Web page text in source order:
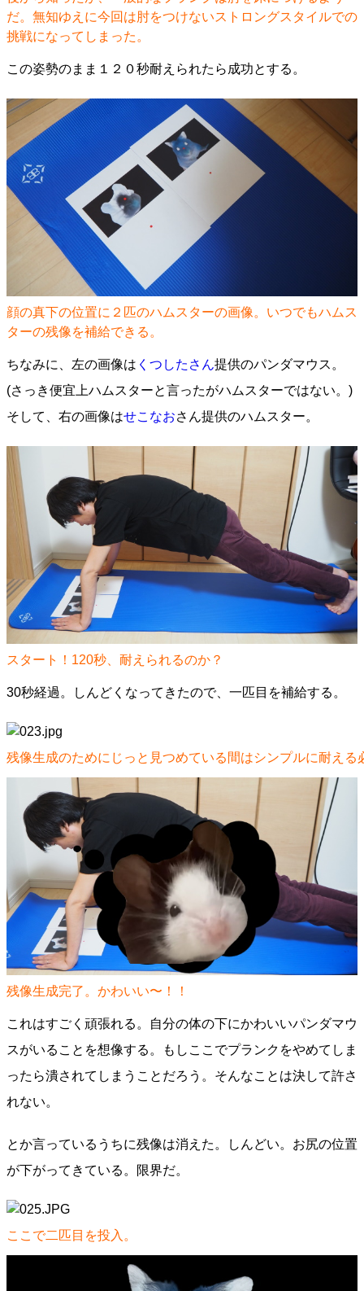
だ。無知ゆえに今回は肘をつけないストロングスタイルでの
挑戦になってしまった。
この姿勢のまま１２０秒耐えられたら成功とする。
顔の真下の位置に２匹のハムスターの画像。いつでもハムス
ターの残像を補給できる。
ちなみに、左の画像は くつしたさん提供のパンダマウス。
(さっき便宜上ハムスターと言ったがハムスターではない。)
そして、右の画像はせこなおさん提供のハムスター。
スタート！120秒、耐えられるのか？
30秒経過。しんどくなってきたので、一匹目を補給する。
残像生成のためにじっと見つめている間はシンプルに耐える
残像生成完了。かわいい〜！！
これはすごく頑張れる。自分の体の下にかわいいパンダマウ
スがいることを想像する。もしここでプランクをやめてしま
ったら潰されてしまうことだろう。そんなことは決して許さ
れない。
とか言っているうちに残像は消えた。しんどい。お尻の位置
が下がってきている。限界だ。
ここで二匹目を投入。